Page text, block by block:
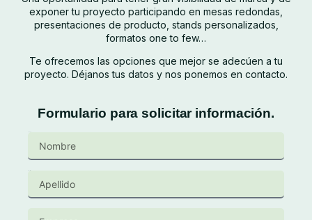
exponer tu proyecto participando en mesas redondas,
presentaciones de producto, stands personalizados,
formatos one to few…
Te ofrecemos las opciones que mejor se adecúen a tu
proyecto. Déjanos tus datos y nos ponemos en contacto.
Formulario para solicitar información.